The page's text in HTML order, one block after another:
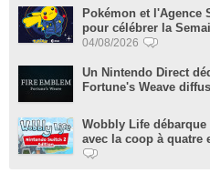
Pokémon et l'Agence
pour célébrer la
04/08/2026
Un Nintendo Direct
Fortune's Weave
Wobbly Life
avec la coop à quatre